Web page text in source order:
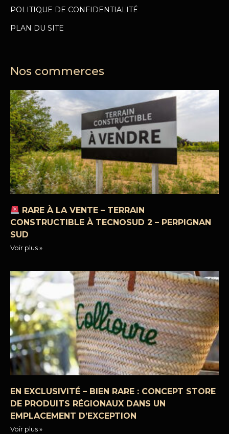
POLITIQUE DE CONFIDENTIALITÉ
PLAN DU SITE
Nos commerces
RARE À LA VENTE – TERRAIN
CONSTRUCTIBLE À TECNOSUD 2 – PERPIGNAN
SUD
Voir plus »
EN EXCLUSIVITÉ – BIEN RARE : CONCEPT STORE
DE PRODUITS RÉGIONAUX DANS UN
EMPLACEMENT D’EXCEPTION
Voir plus »